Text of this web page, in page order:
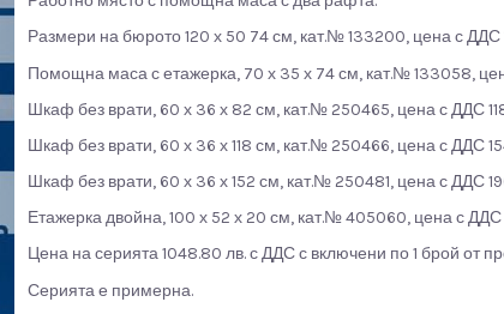
Размери на бюрото 120 х 50 74 см, кат.№ 133200, цена с ДДС
Помощна маса с етажерка, 70 х 35 х 74 см, кат.№ 133058,
Шкаф без врати, 60 х 36 х 82 см, кат.№ 250465, цена с ДДС
Шкаф без врати, 60 х 36 х 118 см, кат.№ 250466, цена с ДДС
Шкаф без врати, 60 х 36 х 152 см, кат.№ 250481, цена с ДДС
Етажерка двойна, 100 х 52 х 20 см, кат.№ 405060, цена с
Цена на серията 1048.80 лв. с ДДС с включени по 1 брой от
Серията е примерна.